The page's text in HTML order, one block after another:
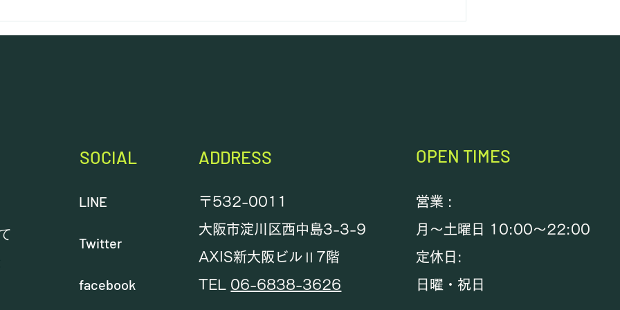
SOCIAL
LINE
Twitter
facebook
ADDRESS
〒532-0011
大阪市淀川区西中島3-3-9
AXIS新大阪ビルⅡ7階
TEL 06-6838-3626
OPEN TIMES
営業 :
月～土曜日 10:00～22:00
定休日:
日曜・祝日